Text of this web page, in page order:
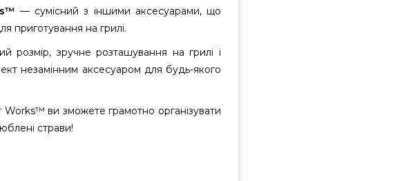
— сумісний з іншими аксесуарами, що
приготування на грилі.
розмір, зручне розташування на грилі і
незамінним аксесуаром для будь-якого
ви зможете грамотно організувати
страви!